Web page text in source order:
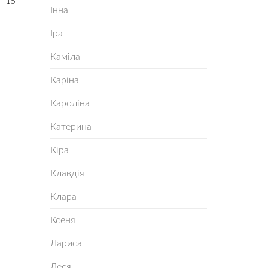
Інна
Іра
Каміла
Каріна
Кароліна
Катерина
Кіра
Клавдія
Клара
Ксеня
Лариса